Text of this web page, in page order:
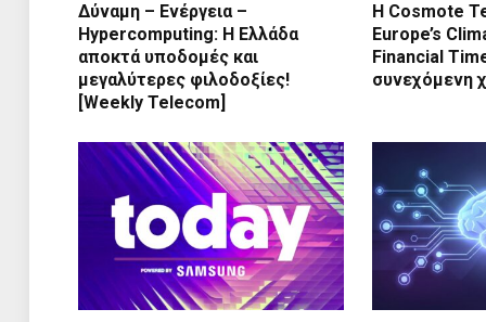
Δύναμη – Ενέργεια –
Ηypercomputing: Η Ελλάδα
αποκτά υποδομές και
μεγαλύτερες φιλοδοξίες!
[Weekly Telecom]
Η Cosmote
Europe’s
Financial
συνεχόμενη